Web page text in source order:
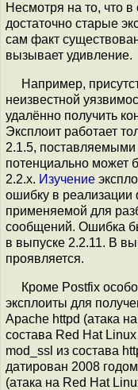
Несмотря на то, что
достаточно старые
сам факт
вызывает удивление.
Например,
неизвестной
удалённо получить
Эксплоит работает
2.1.5, поставляемыми
потенциально может
2.2.x. Изучение
ошибку в реализации
применяемой для
сообщений. Ошибка
в выпуске 2.2.11. В
проявляется.
Кроме Postfix
эксплоиты для
Apache httpd (атака
состава Red Hat
mod_ssl из состава
датирован 2008
(атака на Red Hat